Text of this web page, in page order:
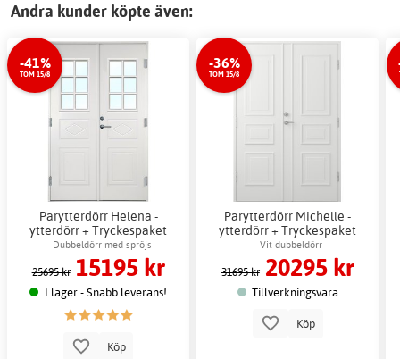
Andra kunder köpte även:
-41%
TOM 15/8
Parytterdörr Helena -
ytterdörr + Tryckespaket
Dubbeldörr med spröjs
25695 kr 15195 kr
I lager - Snabb leverans!
Köp
-36%
TOM 15/8
Parytterdörr Michelle -
ytterdörr + Tryckespaket
Vit dubbeldörr
31695 kr 20295 kr
Tillverkningsvara
Köp